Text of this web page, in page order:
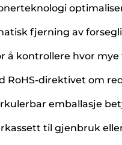
fjerning av
å kontrollere hvor
RoHS-direktivet om
emballasje
til gjenbruk